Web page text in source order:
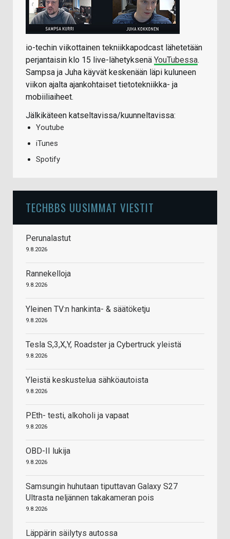
io-techin viikottainen tekniikkapodcast lähetetään
perjantaisin klo 15 live-lähetyksenä YouTubessa.
Sampsa ja Juha käyvät keskenään läpi kuluneen
viikon ajalta ajankohtaiset tietotekniikka- ja
mobiiliaiheet.
Jälkikäteen katseltavissa/kuunneltavissa:
Youtube
iTunes
Spotify
TECHBBS UUSIMMAT VIESTIT
Perunalastut
9.8.2026
Rannekelloja
9.8.2026
Yleinen TV:n hankinta- & säätöketju
9.8.2026
Tesla S,3,X,Y, Roadster ja Cybertruck yleistä
9.8.2026
Yleistä keskustelua sähköautoista
9.8.2026
PEth- testi, alkoholi ja vapaat
9.8.2026
OBD-II lukija
9.8.2026
Samsungin huhutaan tiputtavan Galaxy S27
Ultrasta neljännen takakameran pois
9.8.2026
Läppärin säilytys autossa